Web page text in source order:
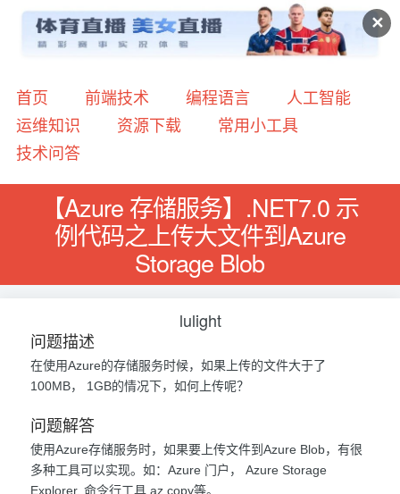
✕
首页 前端技术 编程语言
人工智能
运维知识
资源下载
常用小工具
技术问答
【Azure 存储服务】.NET7.0 示
例代码之上传大文件到Azure
Storage Blob
lulight
问题描述
在使用Azure的存储服务时候，如果上传的文件大于了
100MB， 1GB的情况下，如何上传呢？
问题解答
使用Azure存储服务时，如果要上传文件到Azure Blob，有很
多种工具可以实现。如：Azure 门户， Azure Storage
Explorer, 命令行工具 az copy等。